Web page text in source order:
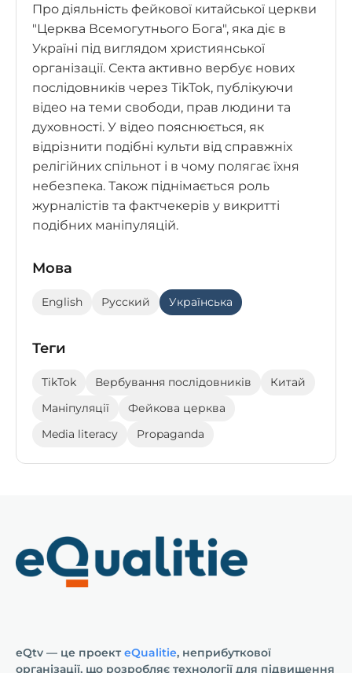
Про діяльність фейкової китайської церкви
"Церква Всемогутнього Бога", яка діє в
Україні під виглядом християнської
організації. Секта активно вербує нових
послідовників через TikTok, публікуючи
відео на теми свободи, прав людини та
духовності. У відео пояснюється, як
відрізнити подібні культи від справжніх
релігійних спільнот і в чому полягає їхня
небезпека. Також піднімається роль
журналістів та фактчекерів у викритті
подібних маніпуляцій.
Мова
English Русский Українська
Теги
TikTok Вербування послідовників
Китай
Маніпуляції
Фейкова церква
Media literacy
Propaganda
eQtv — це проект eQualitie, неприбуткової
організації, що розробляє технології для підвищення